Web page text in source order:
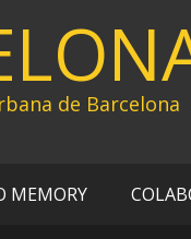
de Barcelona
MEMORY